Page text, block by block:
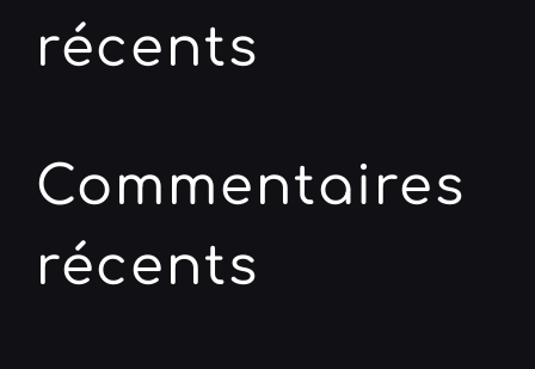
récents
Commentaires
récents